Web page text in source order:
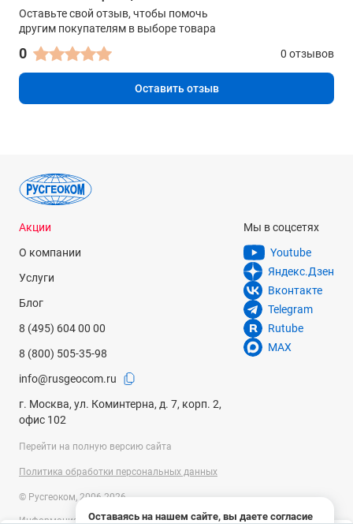
Оставьте свой отзыв, чтобы помочь
другим покупателям в выборе товара
0 0 отзывов
Оставить отзыв
Оставаясь на нашем сайте, вы даете согласие
Акции
О компании
Услуги
Блог
8 (495) 604 00 00
8 (800) 505-35-98
info@rusgeocom.ru
г. Москва, ул. Коминтерна, д. 7, корп. 2,
офис 102
Мы в соцсетях
Youtube
Яндекс.Дзен
Вконтакте
Telegram
Rutube
MAX
Перейти на полную версию сайта
Политика обработки персональных данных
© Русгеоком, 2006-2026
Информация на сайте носит справочный характер и не является